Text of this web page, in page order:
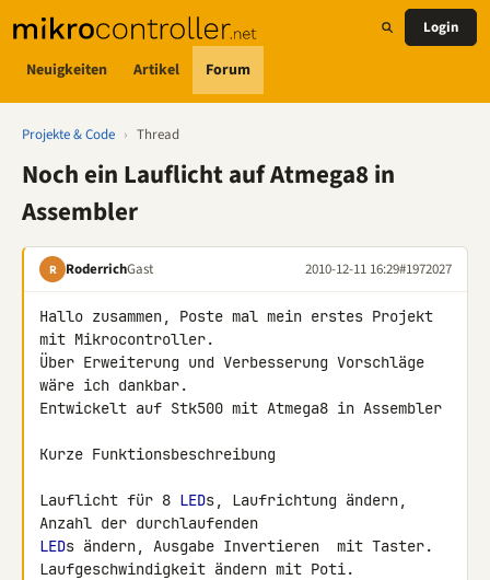
Neuigkeiten Artikel Forum
Login
Projekte & Code › Thread
Noch ein Lauflicht auf Atmega8 in
Assembler
R RoderrichGast 2010-12-11 16:29#1972027
Hallo zusammen, Poste mal mein erstes Projekt
mit Mikrocontroller.
Über Erweiterung und Verbesserung Vorschläge
wäre ich dankbar.
Entwickelt auf Stk500 mit Atmega8 in Assembler
Kurze Funktionsbeschreibung
Lauflicht für 8 LEDs, Laufrichtung ändern,
LEDs ändern, Ausgabe Invertieren  mit Taster.
Laufgeschwindigkeit ändern mit Poti.